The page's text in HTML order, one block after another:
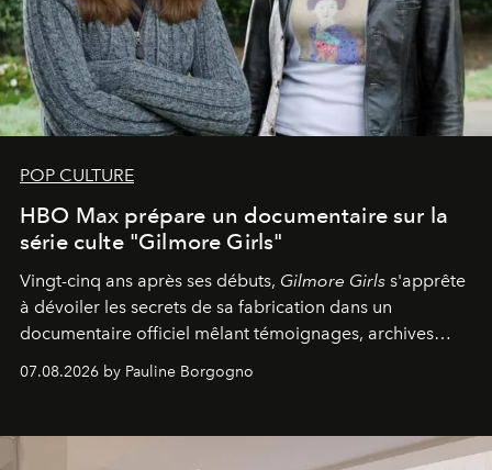
POP CULTURE
HBO Max prépare un documentaire sur la
série culte "Gilmore Girls"
Vingt-cinq ans après ses débuts, Gilmore Girls s'apprête
à dévoiler les secrets de sa fabrication dans un
documentaire officiel mêlant témoignages, archives
générationnel.
07.08.2026 by Pauline Borgogno